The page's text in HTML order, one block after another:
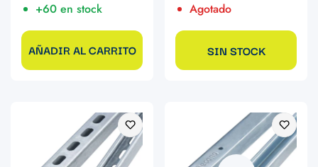
+60 en stock
AÑADIR AL CARRITO
Agotado
SIN STOCK